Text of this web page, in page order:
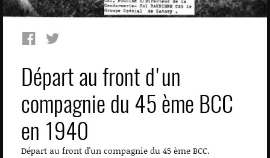
Départ au front d'un
compagnie du 45 ème BCC
en 1940
Départ au front d'un compagnie du 45 ème BCC.